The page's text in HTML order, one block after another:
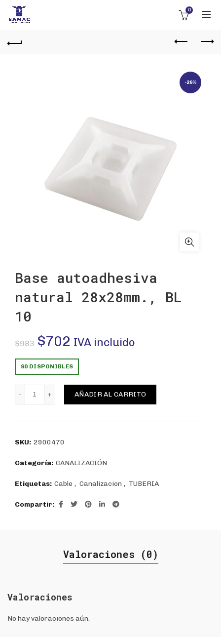
0
-29%
Base autoadhesiva
natural 28x28mm., BL
10
$983 El
precio
original
era:
$702 El
precio
actual
es:
IVA incluido
90 DISPONIBLES
Base autoadhesiva natural 28x28mm., BL 10 cantidad
AÑADIR AL CARRITO
SKU: 2900470
Categoría: CANALIZACIÓN
Etiquetas: Cable , Canalizacion , TUBERIA
Compartir
Valoraciones (0)
Valoraciones
No hay valoraciones aún.